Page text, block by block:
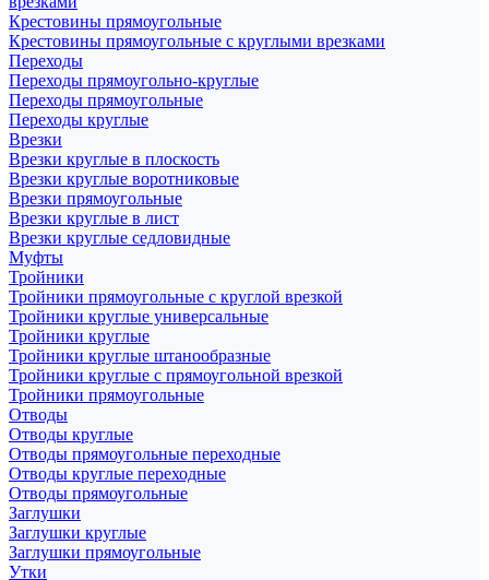
Крестовины прямоугольные
Крестовины прямоугольные с круглыми врезками
Переходы
Переходы прямоугольно-круглые
Переходы прямоугольные
Переходы круглые
Врезки
Врезки круглые в плоскость
Врезки круглые воротниковые
Врезки прямоугольные
Врезки круглые в лист
Врезки круглые седловидные
Муфты
Тройники
Тройники прямоугольные с круглой врезкой
Тройники круглые универсальные
Тройники круглые
Тройники круглые штанообразные
Тройники круглые с прямоугольной врезкой
Тройники прямоугольные
Отводы
Отводы круглые
Отводы прямоугольные переходные
Отводы круглые переходные
Отводы прямоугольные
Заглушки
Заглушки круглые
Заглушки прямоугольные
Утки